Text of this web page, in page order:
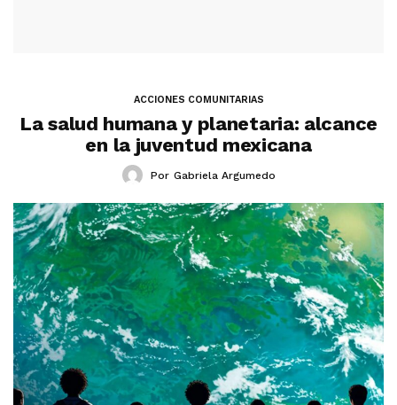
ACCIONES COMUNITARIAS
La salud humana y planetaria: alcance
en la juventud mexicana
Por Gabriela Argumedo